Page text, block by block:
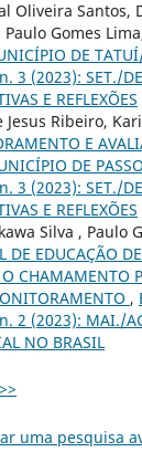
Oliveira Santos,
Gomes
DE
3 (2023): SET./
E REFLEXÕES
Ribeiro,
E
DE
3 (2023): SET./
E REFLEXÕES
Silva , Paulo
DE EDUCAÇÃO DE
CHAMAMENTO
,
2 (2023): MAI./
NO BRASIL
>>
uma pesquisa